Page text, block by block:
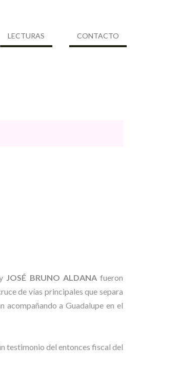
LECTURAS CONTACTO
JOSÉ BRUNO ALDANAfueron
de vías principales que separa
acompañando a Guadalupe en el
testimonio del entonces fiscal del